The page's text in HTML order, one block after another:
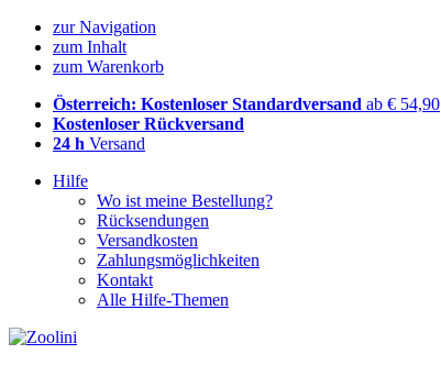
zur Navigation
zum Inhalt
zum Warenkorb
Österreich: Kostenloser Standardversand ab € 54,90
Kostenloser Rückversand
24 h Versand
Hilfe
Wo ist meine Bestellung?
Rücksendungen
Versandkosten
Zahlungsmöglichkeiten
Kontakt
Alle Hilfe-Themen